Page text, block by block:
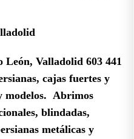
Valladolid 603 441
cajas fuertes y
modelos. Abrimos
blindadas,
metálicas y